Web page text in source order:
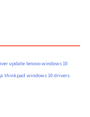
update lenovo windows 10
thinkpad windows 10 drivers